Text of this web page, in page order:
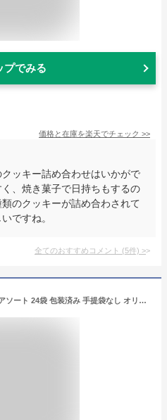
プでみる
価格と在庫を楽天でチェック >>
ッキー詰め合わせはいかがで
、焼き菓子で日持ちもするの
のクッキーが詰め合わされて
ですね。
全てのおすすめコメント (5件) >
かきたねキッチン かきたねアソート 24袋 包装済み 手提袋なし オリジナル 贅沢 小袋 贈り物